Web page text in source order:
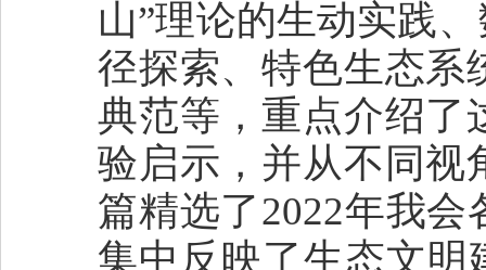
山”理论的生动实践
径探索、特色生态系
典范等，重点介绍了
验启示，并从不同视
篇精选了2022年我
集中反映了生态文明